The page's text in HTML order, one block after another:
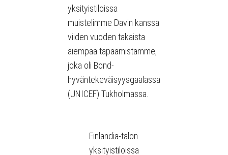
yksityistiloissa
muistelimme Davin kanssa
viiden vuoden takaista
aiempaa tapaamistamme,
joka oli Bond-
hyväntekeväisyysgaalassa
(UNICEF) Tukholmassa.
Finlandia-talon
yksityistiloissa